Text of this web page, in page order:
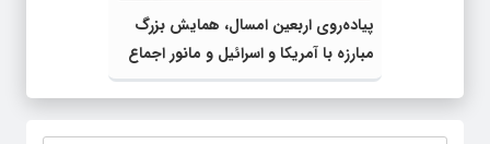
پیاده‌روی اربعین امسال، همایش بزرگ
مبارزه با آمریکا و اسرائیل و مانور اجماع
جبهه مقاومت و ملت‌های آزادی‌خواه در